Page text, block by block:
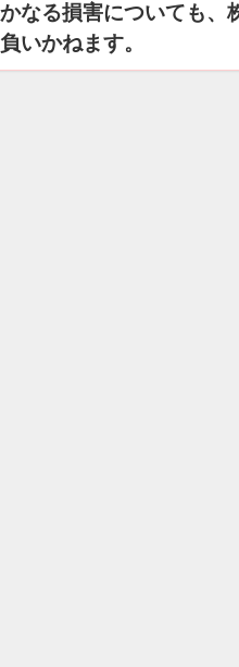
なる損害についても、
いかねます。